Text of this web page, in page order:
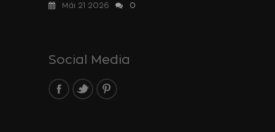
Μάι 21 2026
0
Social Media